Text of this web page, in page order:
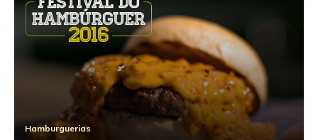
Hamburguerias